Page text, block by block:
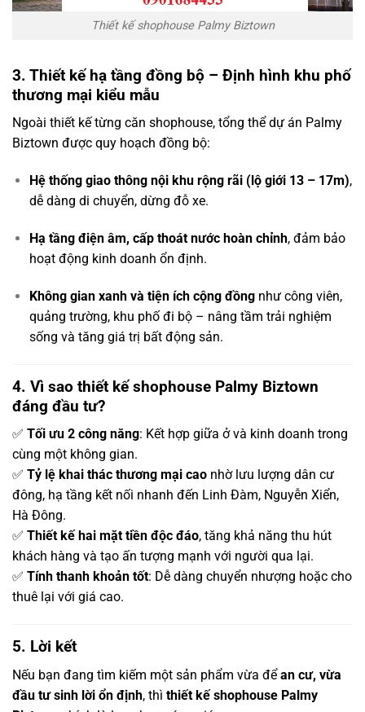
Thiết kế shophouse Palmy Biztown
3. Thiết kế hạ tầng đồng bộ – Định hình khu phố
thương mại kiểu mẫu
Ngoài thiết kế từng căn shophouse, tổng thể dự án Palmy
Biztown được quy hoạch đồng bộ:
Hệ thống giao thông nội khu rộng rãi (lộ giới 13 – 17m),
dễ dàng di chuyển, dừng đỗ xe.
Hạ tầng điện âm, cấp thoát nước hoàn chỉnh, đảm bảo
hoạt động kinh doanh ổn định.
Không gian xanh và tiện ích cộng đồngnhư công viên,
quảng trường, khu phố đi bộ – nâng tầm trải nghiệm
sống và tăng giá trị bất động sản.
4. Vì sao thiết kế shophouse Palmy Biztown
đáng đầu tư?
✅ Tối ưu 2 công năng: Kết hợp giữa ở và kinh doanh trong
cùng một không gian.
✅ Tỷ lệ khai thác thương mại cao nhờ lưu lượng dân cư
đông, hạ tầng kết nối nhanh đến Linh Đàm, Nguyễn Xiển,
Hà Đông.
✅ Thiết kế hai mặt tiền độc đáo, tăng khả năng thu hút
khách hàng và tạo ấn tượng mạnh với người qua lại.
✅ Tính thanh khoản tốt: Dễ dàng chuyển nhượng hoặc cho
thuê lại với giá cao.
5. Lời kết
Nếu bạn đang tìm kiếm một sản phẩm vừa đểan cư, vừa
đầu tư sinh lời ổn định, thì thiết kế shophouse Palmy